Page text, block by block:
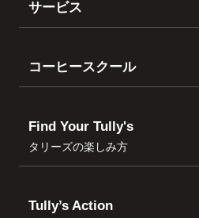
サービス
コーヒースクール
Find Your Tully's
タリーズの楽しみ方
Tully’s Action